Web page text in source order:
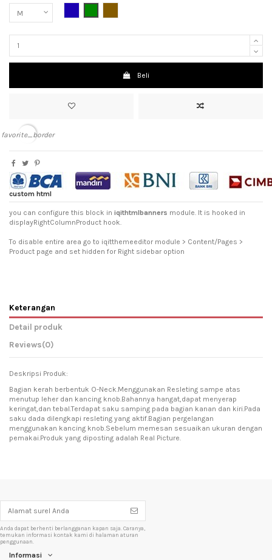
Beli
favorite_border
custom html
you can configure this block in iqithtmlbanners module. It is hooked in
displayRightColumnProduct hook.
To disable entire area go to iqitthemeeditor module > Content/Pages >
Product page and set hidden for Right sidebar option
Keterangan
Detail produk
Reviews(0)
Deskripsi Produk:
Bagian kerah berbentuk O-Neck.Menggunakan Resleting sampe atas
menutup leher dan kancing knob.Bahannya hangat,dapat menyerap
keringat,dan tebal.Terdapat saku samping pada bagian kanan dan kiri.Pada
saku dada dilengkapi resleting yang aktif.Bagian pergelangan
menggunakan kancing knob.Sebelum memesan sesuaikan ukuran dengan
pemakai.Produk yang diposting adalah Real Picture.
Anda dapat berhenti berlangganan kapan saja. Caranya,
temukan informasi kontak kami di halaman aturan
penggunaan.
Informasi